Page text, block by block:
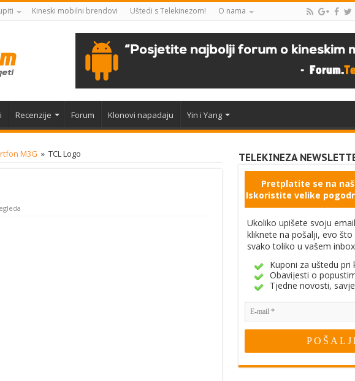
Kineski mobilni brendovi Uštedi s Telekinezom! O nama
Recenzije Forum Klonovi napadaju Yin i Yang
M3G » TCL Logo TELEKINEZA
Pretplatite se na
Iskoristite velike
Ukoliko upišete svoju
kliknete na pošalji, evo što
svako toliko u vašem
Kuponi za uštedu pri
Obavijesti o
Tjedne novosti,